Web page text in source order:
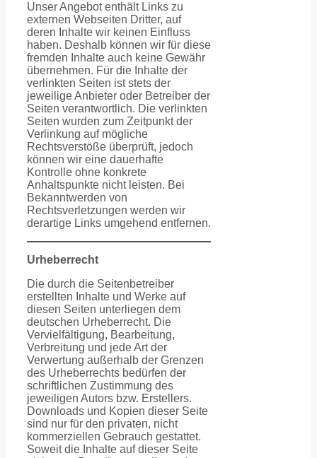
Unser Angebot enthält Links zu
externen Webseiten Dritter, auf
deren Inhalte wir keinen Einfluss
haben. Deshalb können wir für diese
fremden Inhalte auch keine Gewähr
übernehmen. Für die Inhalte der
verlinkten Seiten ist stets der
jeweilige Anbieter oder Betreiber der
Seiten verantwortlich. Die verlinkten
Seiten wurden zum Zeitpunkt der
Verlinkung auf mögliche
Rechtsverstöße überprüft, jedoch
können wir eine dauerhafte
Kontrolle ohne konkrete
Anhaltspunkte nicht leisten. Bei
Bekanntwerden von
Rechtsverletzungen werden wir
derartige Links umgehend entfernen.
Urheberrecht
Die durch die Seitenbetreiber
erstellten Inhalte und Werke auf
diesen Seiten unterliegen dem
deutschen Urheberrecht. Die
Vervielfältigung, Bearbeitung,
Verbreitung und jede Art der
Verwertung außerhalb der Grenzen
des Urheberrechts bedürfen der
schriftlichen Zustimmung des
jeweiligen Autors bzw. Erstellers.
Downloads und Kopien dieser Seite
sind nur für den privaten, nicht
kommerziellen Gebrauch gestattet.
Soweit die Inhalte auf dieser Seite